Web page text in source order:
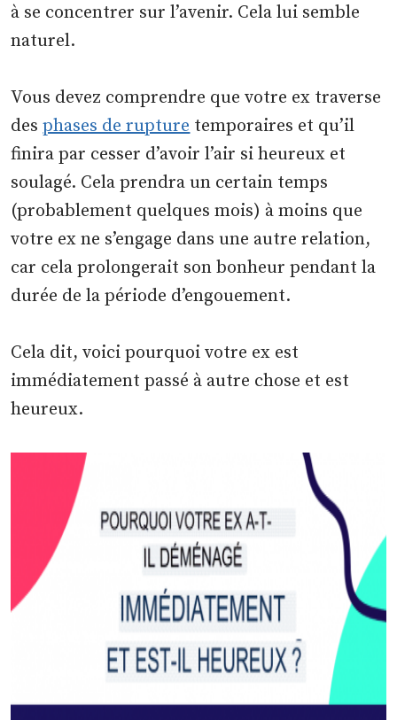
à se concentrer sur l’avenir. Cela lui semble
naturel.
Vous devez comprendre que votre ex traverse
desphases de rupture temporaires et qu’il
finira par cesser d’avoir l’air si heureux et
soulagé. Cela prendra un certain temps
(probablement quelques mois) à moins que
votre ex ne s’engage dans une autre relation,
car cela prolongerait son bonheur pendant la
durée de la période d’engouement.
Cela dit, voici pourquoi votre ex est
immédiatement passé à autre chose et est
heureux.